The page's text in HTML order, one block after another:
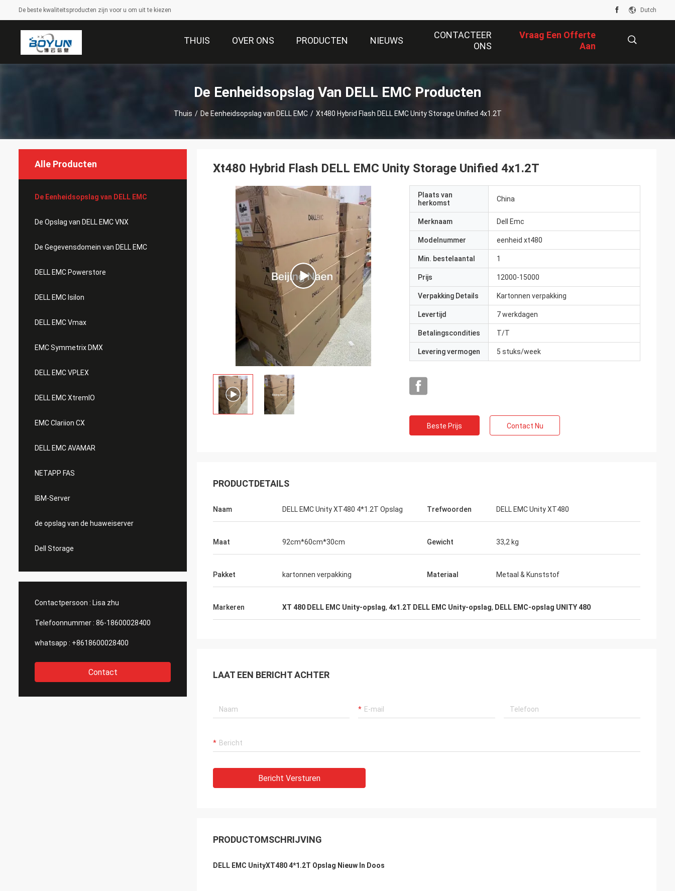
De beste kwaliteitsproducten zijn voor u om uit te kiezen Dutch
THUIS OVER ONS PRODUCTEN NIEUWS
CONTACTEER
ONS
Vraag Een Offerte
Aan
De Eenheidsopslag Van DELL EMC Producten
Thuis / De Eenheidsopslag van DELL EMC / Xt480 Hybrid Flash DELL EMC Unity Storage Unified 4x1.2T
Alle Producten
De Eenheidsopslag van DELL EMC
De Opslag van DELL EMC VNX
De Gegevensdomein van DELL EMC
DELL EMC Powerstore
DELL EMC Isilon
DELL EMC Vmax
EMC Symmetrix DMX
DELL EMC VPLEX
DELL EMC XtremIO
EMC Clariion CX
DELL EMC AVAMAR
NETAPP FAS
IBM-Server
de opslag van de huaweiserver
Dell Storage
Contactpersoon : Lisa zhu
Telefoonnummer : 86-18600028400
whatsapp : +8618600028400
Contact
Xt480 Hybrid Flash DELL EMC Unity Storage Unified 4x1.2T
Plaats van
herkomst
China
Merknaam Dell Emc
Modelnummer eenheid xt480
Min. bestelaantal 1
Prijs 12000-15000
Verpakking Details Kartonnen verpakking
Levertijd 7 werkdagen
Betalingscondities T/T
Levering vermogen 5 stuks/week
Beste Prijs Contact Nu
PRODUCTDETAILS
Naam DELL EMC Unity XT480 4*1.2T Opslag Trefwoorden DELL EMC Unity XT480
Maat 92cm*60cm*30cm Gewicht 33,2 kg
Pakket kartonnen verpakking Materiaal Metaal & Kunststof
Markeren XT 480 DELL EMC Unity-opslag, 4x1.2T DELL EMC Unity-opslag, DELL EMC-opslag UNITY 480
LAAT EEN BERICHT ACHTER
Bericht Versturen
PRODUCTOMSCHRIJVING
DELL EMC UnityXT480 4*1.2T Opslag Nieuw In Doos